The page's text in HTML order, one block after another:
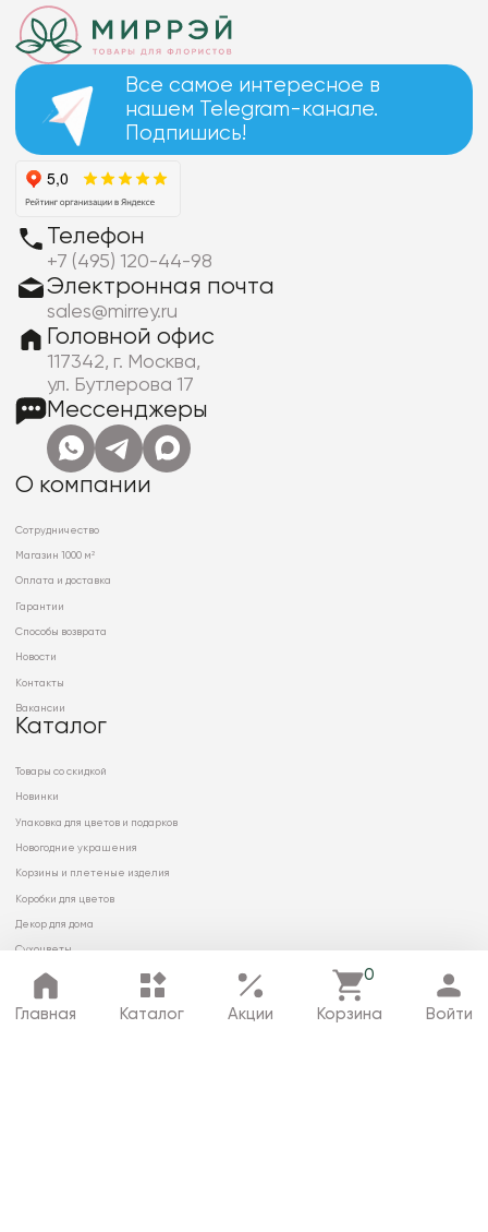
Главная Каталог Акции
0
Корзина Войти
Все самое интересное в
нашем Telegram-канале.
Подпишись!
Телефон
+7 (495) 120-44-98
Электронная почта
sales@mirrey.ru
Головной офис
117342, г. Москва,
ул. Бутлерова 17
Мессенджеры
О компании
Сотрудничество
Магазин 1000 м²
Оплата и доставка
Гарантии
Способы возврата
Новости
Контакты
Вакансии
Каталог
Товары со скидкой
Новинки
Упаковка для цветов и подарков
Новогодние украшения
Корзины и плетеные изделия
Коробки для цветов
Декор для дома
Сухоцветы
© 2026 ООО «МИРРЭЙ»